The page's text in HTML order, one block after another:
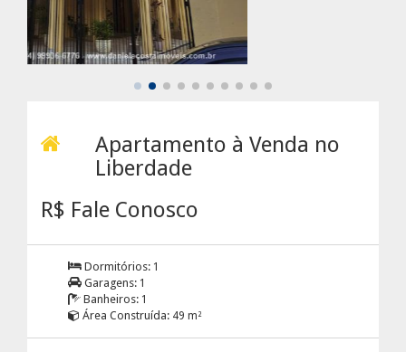
Apartamento à Venda no
Liberdade
R$ Fale Conosco
Dormitórios: 1
Garagens: 1
Banheiros: 1
Área Construída: 49 m²